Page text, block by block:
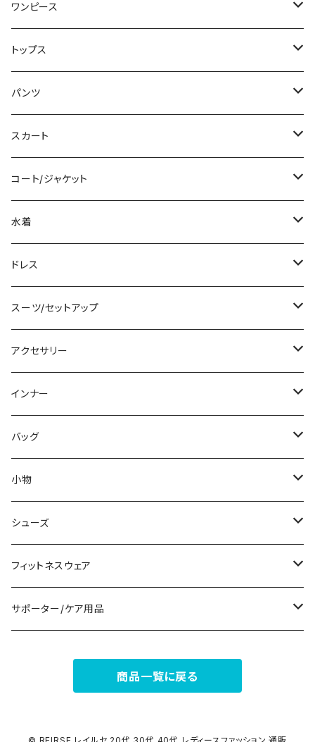
ワンピース
ミニ/ショート
ミディアム/ミモレ
ロング/マキシ
袖付き
ノースリーブ
その他
チュニック
トップス
Tシャツ/カットソー
タンクトップ/キャミソール
シャツ/ブラウス
ベアトップ/チューブトップ
カーディガン/ボレロ
ニット/セーター
パーカー
スウェット/トレーナー
その他
パンツ
ショート丈
クロップド丈
ロング丈
デニム
レギンス
その他
オールインワン
スカート
ミニ/ショート
ミディアム/ミモレ
ロング
その他
コート/ジャケット
コート
ジャケット
その他
水着
タンキニ
バンドゥビキニ
ワンピース
ラッシュガード
その他
ドレス
ミニ/ショート
ミディアム/ミモレ
ロング/マキシ
袖付き
ノースリーブ
パンツドレス
ナイトドレス
その他
スーツ/セットアップ
パンツスーツ
スカートスーツ
その他
アクセサリー
ネックレス
ブレスレット
ピアス
コサージュ
リング
その他
インナー
ブラ/ブラトップ/ベアトップ
ショーツ
タンクトップ/キャミソール
半袖/5分
7分/長袖
ペチコート/ペチパンツ
その他
バッグ
サブバッグ
クラッチバッグ
トートバッグ
ショルダーバッグ
カジュアルバッグ
バックパック
小物
マフラー/スカーフ/ストール
財布
アクセサリーケース
シューズ
スニーカー
ブーツ
その他
フィットネスウェア
セット販売
タイツ
サポーター/ケア用品
商品一覧に戻る